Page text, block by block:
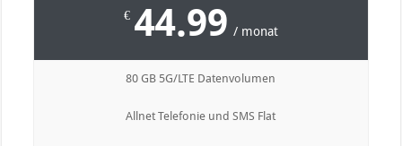
€ 44.99 / monat
80 GB 5G/LTE Datenvolumen
Allnet Telefonie und SMS Flat